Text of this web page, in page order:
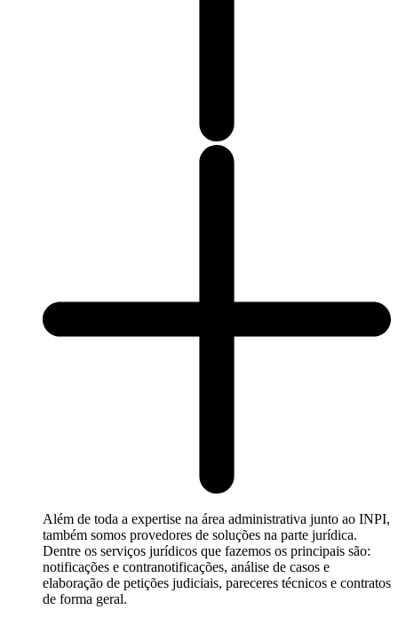
Além de toda a expertise na área administrativa junto ao INPI,
também somos provedores de soluções na parte jurídica.
Dentre os serviços jurídicos que fazemos os principais são:
notificações e contranotificações, análise de casos e
elaboração de petições judiciais, pareceres técnicos e contratos
de forma geral.